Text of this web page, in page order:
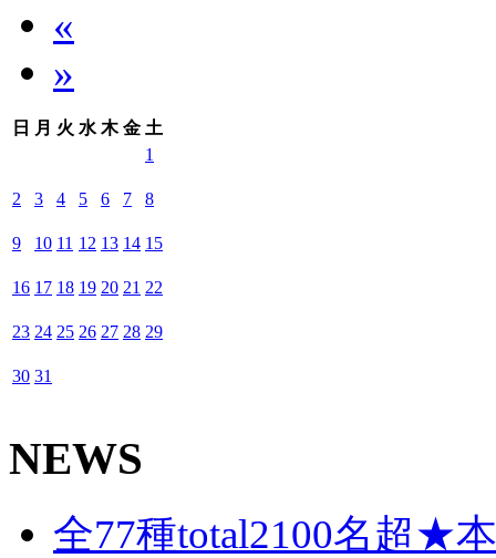
«
»
日 月 火 水 木 金 土
1
2 3 4 5 6 7 8
9 10 11 12 13 14 15
16 17 18 19 20 21 22
23 24 25 26 27 28 29
30 31
NEWS
全77種total2100名超★